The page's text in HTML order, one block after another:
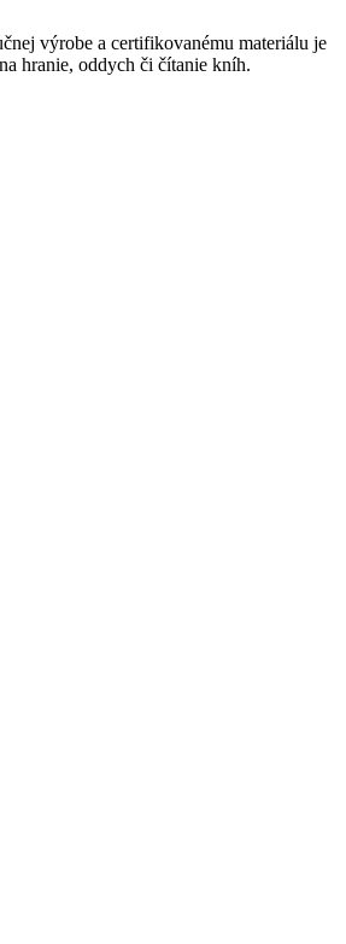
výrobe a certifikovanému materiálu je
hranie, oddych či čítanie kníh.